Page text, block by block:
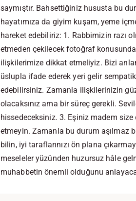
saymıştır. Bahsettiğiniz hususta bu
hayatımıza da giyim kuşam, yeme
hareket edebiliriz: 1. Rabbimizin razı
etmeden çekilecek fotoğraf konusunda
ilişkilerimize dikkat etmeliyiz. Bizi
üslupla ifade ederek yeri gelir
edebilirsiniz. Zamanla ilişkilerinizin
olacaksınız ama bir süreç gerekli.
hissedeceksiniz. 3. Eşiniz madem
etmeyin. Zamanla bu durum aşılmaz
bilin, iyi taraflarınızı ön plana
meseleler yüzünden huzursuz hâle
muhabbetin önemli olduğunu